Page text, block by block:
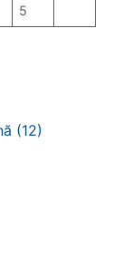
5
(12)